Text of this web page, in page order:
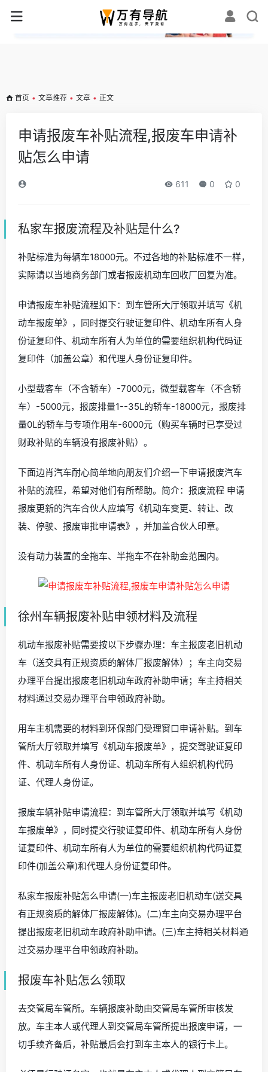
✕
首页 • 文章推荐 • 文章 • 正文
申请报废车补贴流程,报废车申请补
贴怎么申请
611 0 0
私家车报废流程及补贴是什么?
补贴标准为每辆车18000元。不过各地的补贴标准不一样，
实际请以当地商务部门或者报废机动车回收厂回复为准。
申请报废车补贴流程如下：到车管所大厅领取并填写《机
动车报废单》，同时提交行驶证复印件、机动车所有人身
份证复印件、机动车所有人为单位的需要组织机构代码证
复印件（加盖公章）和代理人身份证复印件。
小型载客车（不含轿车）-7000元，微型载客车（不含轿
车）-5000元，报废排量1--35L的轿车-18000元，报废排
量0L的轿车与专项作用车-6000元（购买车辆时已享受过
财政补贴的车辆没有报废补贴）。
下面边肖汽车耐心简单地向朋友们介绍一下申请报废汽车
补贴的流程，希望对他们有所帮助。简介：报废流程 申请
报废更新的汽车合伙人应填写《机动车变更、转让、改
装、停驶、报废审批申请表》，并加盖合伙人印章。
没有动力装置的全拖车、半拖车不在补助金范围内。
徐州车辆报废补贴申领材料及流程
机动车报废补贴需要按以下步骤办理：车主报废老旧机动
车（送交具有正规资质的解体厂报废解体）；车主向交易
办理平台提出报废老旧机动车政府补助申请；车主持相关
材料通过交易办理平台申领政府补助。
用车主机需要的材料到环保部门受理窗口申请补贴。到车
管所大厅领取并填写《机动车报废单》，提交驾驶证复印
件、机动车所有人身份证、机动车所有人组织机构代码
证、代理人身份证。
报废车辆补贴申请流程：到车管所大厅领取并填写《机动
车报废单》，同时提交行驶证复印件、机动车所有人身份
证复印件、机动车所有人为单位的需要组织机构代码证复
印件(加盖公章)和代理人身份证复印件。
私家车报废补贴怎么申请(一)车主报废老旧机动车(送交具
有正规资质的解体厂报废解体)。(二)车主向交易办理平台
提出报废老旧机动车政府补助申请。(三)车主持相关材料通
过交易办理平台申领政府补助。
报废车补贴怎么领取
去交管局车管所。车辆报废补助由交管局车管所审核发
放。车主本人或代理人到交管局车管所提出报废申请，一
切手续齐备后，补贴最后会打到车主本人的银行卡上。